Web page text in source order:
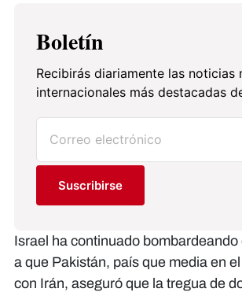
Boletín
Recibirás diariamente las noticias
internacionales más destacadas
Suscribirse
Israel ha continuado bombardeando
a que Pakistán, país que media en
con Irán, aseguró que la tregua de